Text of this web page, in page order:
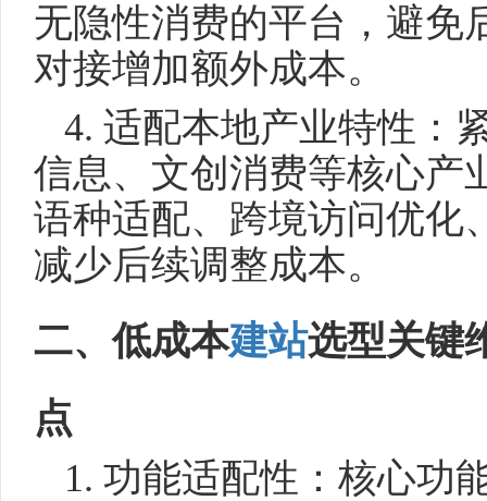
无隐性消费的平台，避免
对接增加额外成本。
4. 适配本地产业特性：
信息、文创消费等核心产
语种适配、跨境访问优化
减少后续调整成本。
二、低成本建站选型关键
点
1. 功能适配性：核心